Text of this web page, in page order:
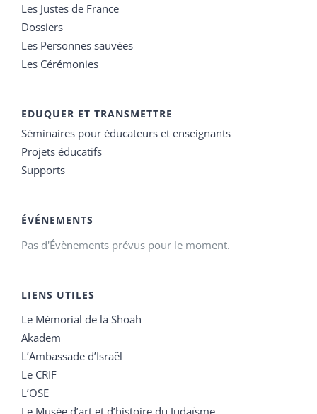
Les Justes de France
Dossiers
Les Personnes sauvées
Les Cérémonies
EDUQUER ET TRANSMETTRE
Séminaires pour éducateurs et enseignants
Projets éducatifs
Supports
ÉVÉNEMENTS
Pas d'Évènements prévus pour le moment.
LIENS UTILES
Le Mémorial de la Shoah
Akadem
L’Ambassade d’Israël
Le CRIF
L’OSE
Le Musée d’art et d’histoire du Judaïsme